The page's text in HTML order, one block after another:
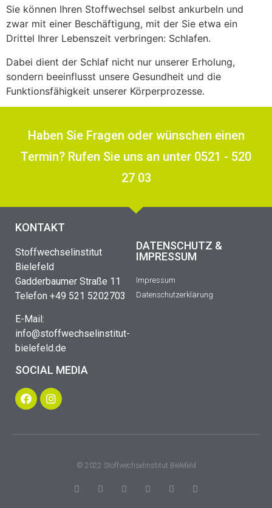
Sie können Ihren Stoffwechsel selbst ankurbeln und
zwar mit einer Beschäftigung, mit der Sie etwa ein
Drittel Ihrer Lebenszeit verbringen: Schlafen.
Dabei dient der Schlaf nicht nur unserer Erholung,
sondern beeinflusst unsere Gesundheit und die
Funktionsfähigkeit unserer Körperprozesse.
Haben Sie Fragen oder wünschen einen
Termin? Rufen Sie uns an unter 0521 - 520
27 03
KONTAKT
Stoffwechselinstitut
Bielefeld
Gadderbaumer Straße 11
Telefon +49 521 5202703
E-Mail:
info@stoffwechselinstitut-
bielefeld.de
DATENSCHUTZ &
IMPRESSUM
Impressum
Datenschutzerklärung
SOCIAL MEDIA
© 2022 Stoffwechselinstitut Bielefeld